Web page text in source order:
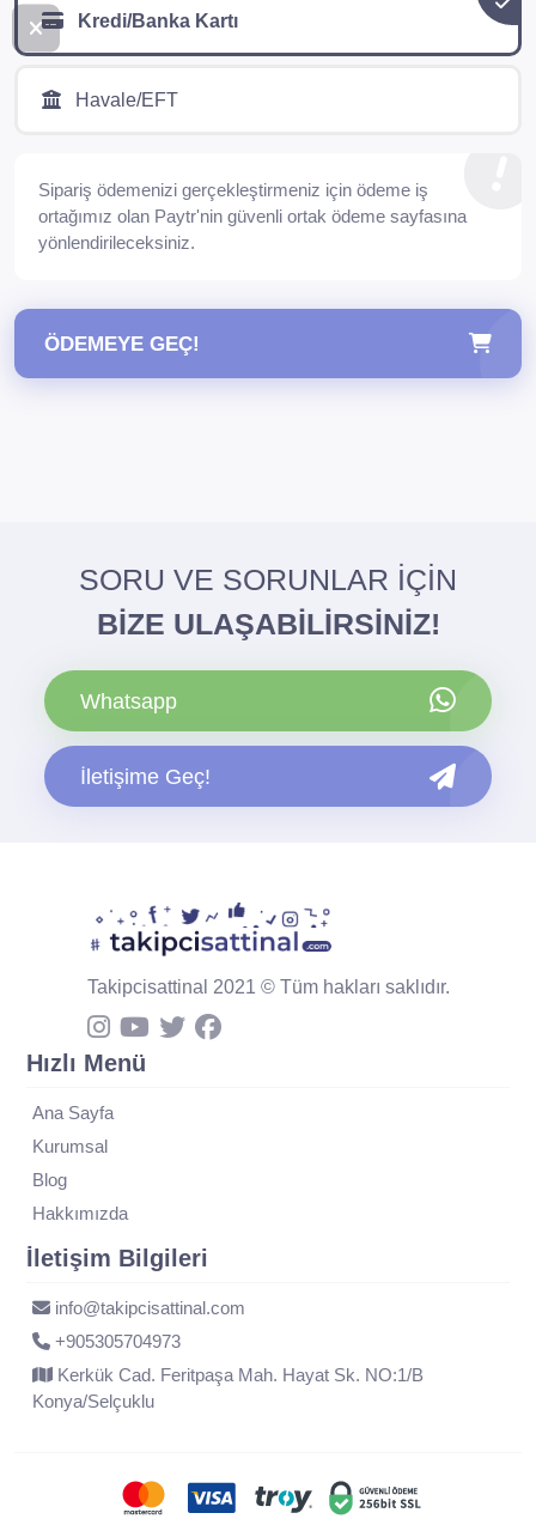
Kredi/Banka Kartı
Havale/EFT
Sipariş ödemenizi gerçekleştirmeniz için ödeme iş
ortağımız olan Paytr'nin güvenli ortak ödeme sayfasına
yönlendirileceksiniz.
ÖDEMEYE GEÇ!
SORU VE SORUNLAR İÇİN
BİZE ULAŞABİLİRSİNİZ!
Whatsapp
İletişime Geç!
Takipcisattinal 2021 © Tüm hakları saklıdır.
Hızlı Menü
Ana Sayfa
Kurumsal
Blog
Hakkımızda
İletişim Bilgileri
info@takipcisattinal.com
+905305704973
Kerkük Cad. Feritpaşa Mah. Hayat Sk. NO:1/B
Konya/Selçuklu